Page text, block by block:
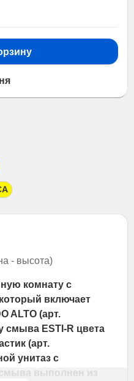
- высота)
комнату с
включает
ALTO (арт.
смыва ESTI-R цвета
(арт.
унитаз с
выполнен из